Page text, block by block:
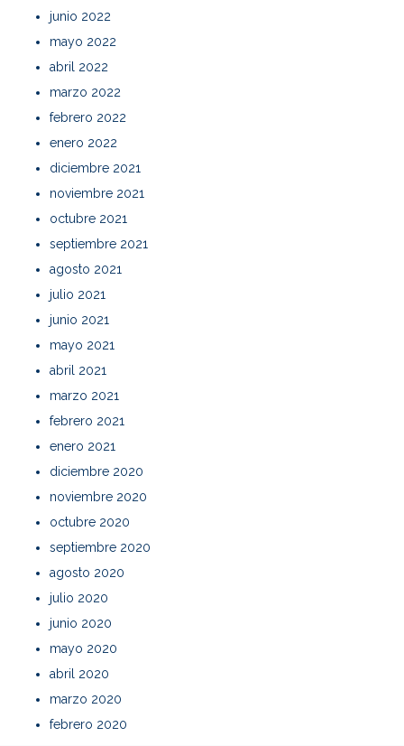
junio 2022
mayo 2022
abril 2022
marzo 2022
febrero 2022
enero 2022
diciembre 2021
noviembre 2021
octubre 2021
septiembre 2021
agosto 2021
julio 2021
junio 2021
mayo 2021
abril 2021
marzo 2021
febrero 2021
enero 2021
diciembre 2020
noviembre 2020
octubre 2020
septiembre 2020
agosto 2020
julio 2020
junio 2020
mayo 2020
abril 2020
marzo 2020
febrero 2020